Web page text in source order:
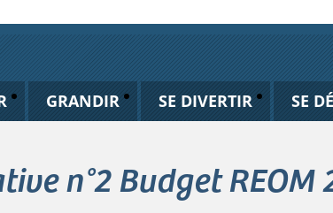
GRANDIR SE DIVERTIR SE
n°2 Budget REOM